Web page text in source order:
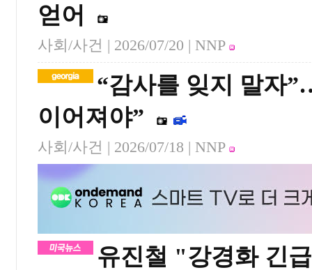
얻어
사회/사건 | 2026/07/20 | NNP
“감사를 잊지 말자
이어져야”
사회/사건 | 2026/07/18 | NNP
유진철 "강경화 긴